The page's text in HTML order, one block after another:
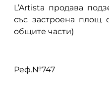
L’Artista продава
със застроена площ
общите части)
Реф.№747